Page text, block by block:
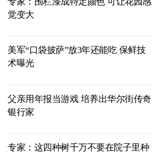
觉变大
美军“口袋披萨”放3年还能吃 保鲜技
术曝光
父亲用年报当游戏 培养出华尔街传奇
银行家
专家：这四种树千万不要在院子里种